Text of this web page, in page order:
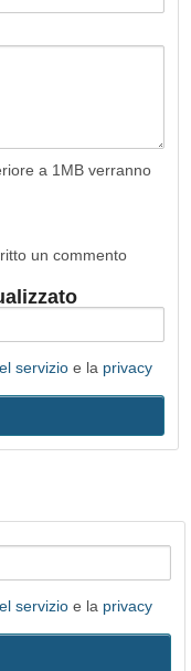
a 1MB verranno
un commento
servizio e la privacy
servizio e la privacy